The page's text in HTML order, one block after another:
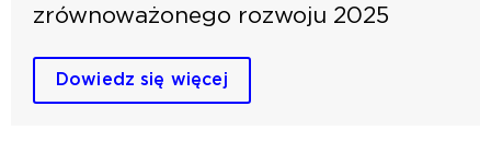
zrównoważonego rozwoju 2025
Dowiedz się więcej